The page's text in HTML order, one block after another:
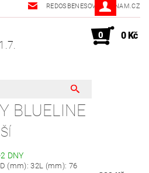
REDOSBENESOV@SEZNAM.CZ
0 0 Kč
BLUELINE
DNY
(mm): 32L (mm): 76